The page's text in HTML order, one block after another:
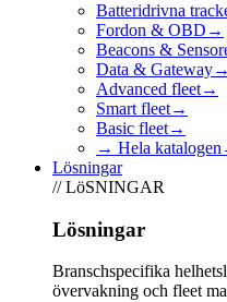
Batteridrivna
Fordon & OBD →
Beacons &
Data & Gateway→
Advanced fleet→
Smart fleet→
Basic fleet→
→ Hela katalogen
Lösningar
// LöSNINGAR
Lösningar
Branschspecifika
övervakning och fleet